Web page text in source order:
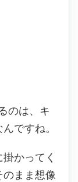
のは、キ
ですね。
かってく
のまま想像